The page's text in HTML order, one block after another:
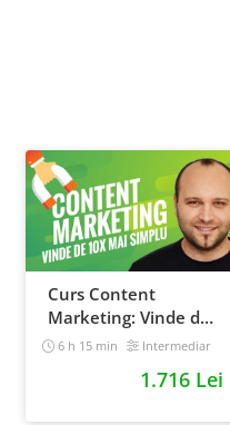
Curs Content
Marketing: Vinde de
10x mai simplu
6 h 15 min Intermediar
1.716 Lei